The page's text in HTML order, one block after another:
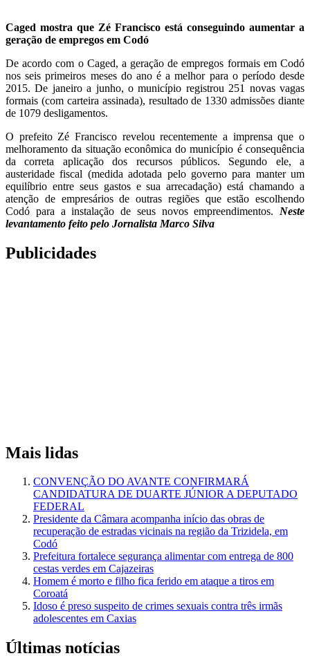
Caged mostra que Zé Francisco está conseguindo aumentar a
geração de empregos em Codó
De acordo com o Caged, a geração de empregos formais em Codó
nos seis primeiros meses do ano é a melhor para o período desde
2015. De janeiro a junho, o município registrou 251 novas vagas
formais (com carteira assinada), resultado de 1330 admissões diante
de 1079 desligamentos.
O prefeito Zé Francisco revelou recentemente a imprensa que o
melhoramento da situação econômica do município é consequência
da correta aplicação dos recursos públicos. Segundo ele, a
austeridade fiscal (medida adotada pelo governo para manter um
equilíbrio entre seus gastos e sua arrecadação) está chamando a
atenção de empresários de outras regiões que estão escolhendo
Codó para a instalação de seus novos empreendimentos. Neste
levantamento feito pelo Jornalista Marco Silva
Publicidades
Mais lidas
CONVENÇÃO DO AVANTE CONFIRMARÁ
CANDIDATURA DE DUARTE JÚNIOR A DEPUTADO
FEDERAL
Presidente da Câmara acompanha início das obras de
recuperação de estradas vicinais na região da Trizidela, em
Codó
Prefeitura fortalece segurança alimentar com entrega de 800
cestas verdes em Cajazeiras
Homem é morto e filho fica ferido em ataque a tiros em
Coroatá
Idoso é preso suspeito de crimes sexuais contra três irmãs
adolescentes em Caxias
Últimas notícias